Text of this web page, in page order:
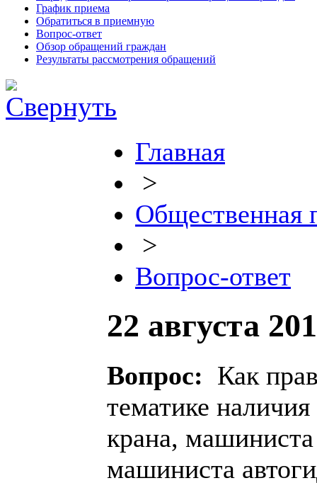
График приема
Обратиться в приемную
Вопрос-ответ
Обзор обращений граждан
Результаты рассмотрения обращений
Главная
>
Общественная
>
Вопрос-ответ
22 августа
Вопрос: Как
тематике
крана,
машиниста